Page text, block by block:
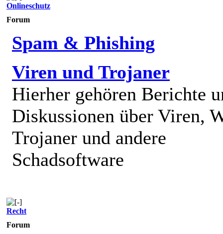
Onlineschutz
Forum
Spam & Phishing
Viren und Trojaner
Hierher gehören Berichte
Diskussionen über Viren,
Trojaner und andere
Schadsoftware
Recht
Forum